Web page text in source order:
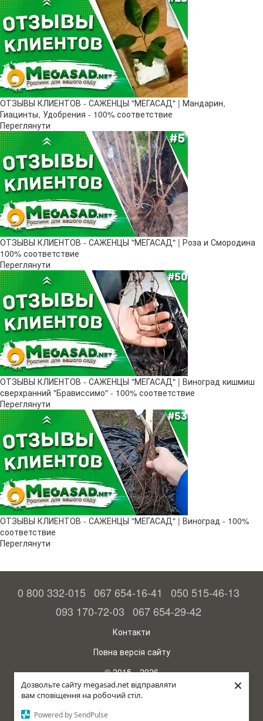
Дозвольте сайту megasad.net відправляти
вам сповіщення на робочий стіл.
Powered by SendPulse
×
ОТЗЫВЫ КЛИЕНТОВ - САЖЕНЦЫ "МЕГАСАД" | Мандарин,
Гиацинты, Удобрения - 100% соответствие
Переглянути
ОТЗЫВЫ КЛИЕНТОВ - САЖЕНЦЫ "МЕГАСАД" | Роза и Смородина
100% соответствие
Переглянути
ОТЗЫВЫ КЛИЕНТОВ - САЖЕНЦЫ "МЕГАСАД" | Виноград кишмиш
сверхранний "Брависсимо" - 100% соответствие
Переглянути
ОТЗЫВЫ КЛИЕНТОВ - САЖЕНЦЫ "МЕГАСАД" | Виноград - 100%
соответствие
Переглянути
0 800 332-015 067 654-16-41
050 515-46-13
093 170-72-03 067 654-29-42
Контакти
Повна версія сайту
© 2015—2026
Megasad – гарантія високого врожаю